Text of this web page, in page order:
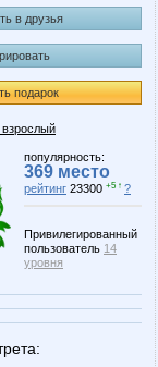
в друзья
подарок
популярность:
369 место
рейтинг 23300 +5 ↑ ?
Привилегированный
пользователь 14
уровня